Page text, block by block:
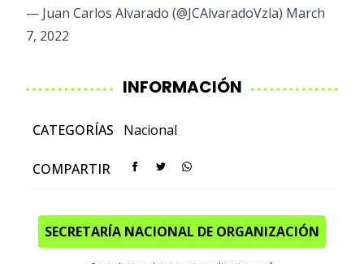
— Juan Carlos Alvarado (@JCAlvaradoVzla) March
7, 2022
INFORMACIÓN
CATEGORÍAS Nacional
COMPARTIR
SECRETARÍA NACIONAL DE ORGANIZACIÓN